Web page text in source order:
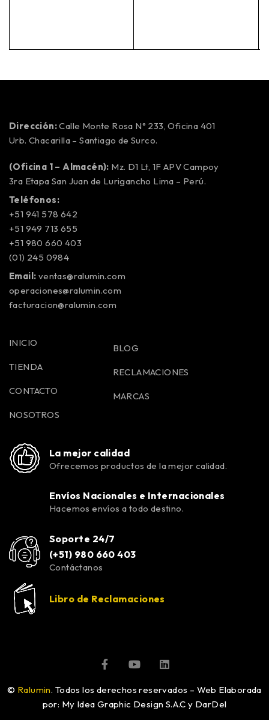
Dirección:Calle Monte Rosa N° 233, Oficina 401
Urb. Chacarilla – Santiago de Surco.
(Oficina 1 – Almacén): Mz. D1 Lt, 1F APV Campoy
3ra Etapa San Juan de Lurigancho Lima – Perú.
Teléfonos:
+51 941 578 642
+51 949 713 655
+51 980 660 403
(01) 245 0984
Email: ventas@ralumin.com
operaciones@ralumin.com
facturacion@ralumin.com
INICIO
TIENDA
CONTACTO
NOSOTROS
BLOG
RECLAMACIONES
MARCAS
La mejor calidad
Ofrecemos productos de la mejor calidad.
Envíos Nacionales e Internacionales
Hacemos envíos a todo destino.
Soporte 24/7
(+51) 980 660 403
Contáctanos
Libro de Reclamaciones
© Ralumin. Todos los derechos reservados – Web Elaborada
por: My Idea Graphic Design S.A.C y DarDel